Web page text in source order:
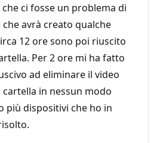
ci fosse un problema di
avrà creato qualche
12 ore sono poi riuscito
Per 2 ore mi ha fatto
ad eliminare il video
cartella in nessun modo
più dispositivi che ho in